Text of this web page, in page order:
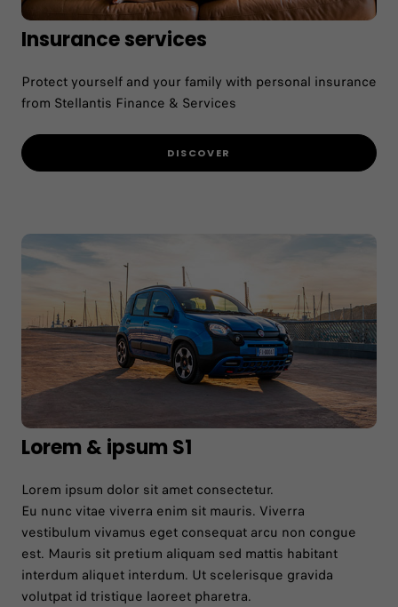
Insurance services
Protect yourself and your family with personal insurance
from Stellantis Finance & Services
DISCOVER
Lorem & ipsum S1
Lorem ipsum dolor sit amet consectetur.
Eu nunc vitae viverra enim sit mauris. Viverra
vestibulum vivamus eget consequat arcu non congue
est. Mauris sit pretium aliquam sed mattis habitant
interdum aliquet interdum. Ut scelerisque gravida
volutpat id tristique laoreet pharetra.